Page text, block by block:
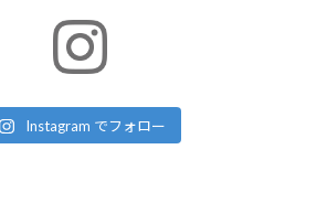
Instagram でフォロー